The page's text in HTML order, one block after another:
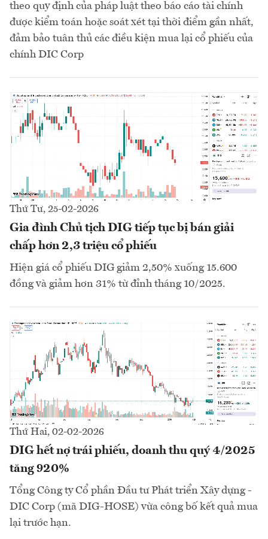
theo quy định của pháp luật theo báo cáo tài chính
được kiểm toán hoặc soát xét tại thời điểm gần nhất,
đảm bảo tuân thủ các điều kiện mua lại cổ phiếu của
chính DIC Corp
Thứ Tư, 25-02-2026
Gia đình Chủ tịch DIG tiếp tục bị bán giải
chấp hơn 2,3 triệu cổ phiếu
Hiện giá cổ phiếu DIG giảm 2,50% xuống 15.600
đồng và giảm hơn 31% từ đỉnh tháng 10/2025.
Thứ Hai, 02-02-2026
DIG hết nợ trái phiếu, doanh thu quý 4/2025
tăng 920%
Tổng Công ty Cổ phần Đầu tư Phát triển Xây dựng -
DIC Corp (mã DIG-HOSE) vừa công bố kết quả mua
lại trước hạn.